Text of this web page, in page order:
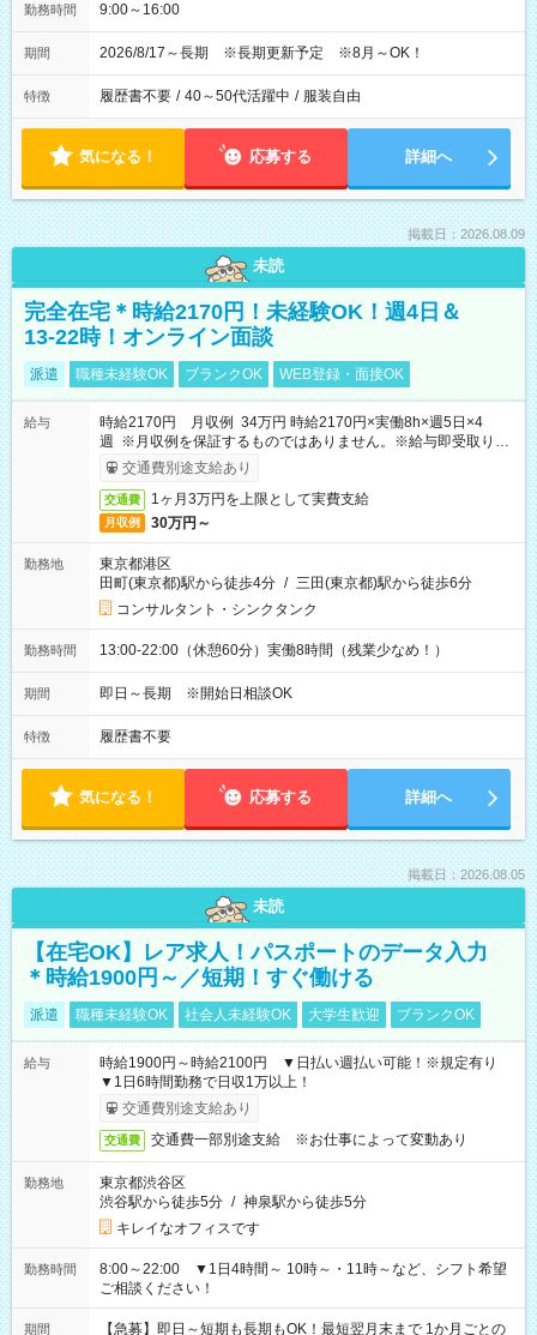
勤務時間 9:00～16:00
期間 2026/8/17～長期 ※長期更新予定 ※8月～OK！
特徴 履歴書不要 / 40～50代活躍中 / 服装自由
気になる！ 応募する 詳細へ
掲載日：2026.08.09
未読
完全在宅＊時給2170円！未経験OK！週4日＆
13-22時！オンライン面談
派遣 職種未経験OK ブランクOK WEB登録・面接OK
給与
時給2170円 月収例 34万円 時給2170円×実働8h×週5日×4
週 ※月収例を保証するものではありません。※給与即受取りサ
ービス利用可（利用条件有）
交通費別途支給あり
交通費 1ヶ月3万円を上限として実費支給
月収例 30万円～
勤務地
東京都港区
田町(東京都)駅から徒歩4分 / 三田(東京都)駅から徒歩6分
コンサルタント・シンクタンク
勤務時間 13:00-22:00（休憩60分）実働8時間（残業少なめ！）
期間 即日～長期 ※開始日相談OK
特徴 履歴書不要
気になる！ 応募する 詳細へ
掲載日：2026.08.05
未読
【在宅OK】レア求人！パスポートのデータ入力
＊時給1900円～／短期！すぐ働ける
派遣 職種未経験OK 社会人未経験OK 大学生歓迎 ブランクOK
給与
時給1900円～時給2100円 ▼日払い週払い可能！※規定有り
▼1日6時間勤務で日収1万以上！
交通費別途支給あり
交通費 交通費一部別途支給 ※お仕事によって変動あり
勤務地
東京都渋谷区
渋谷駅から徒歩5分 / 神泉駅から徒歩5分
キレイなオフィスです
勤務時間
8:00～22:00 ▼1日4時間～ 10時～・11時～など、シフト希望
ご相談ください！
期間 【急募】即日～短期も長期もOK！最短翌月末まで 1か月ごとの